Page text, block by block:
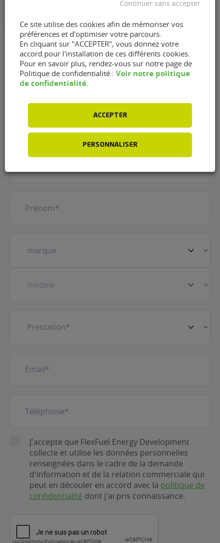
Vendredi : 08h00 - 12h00 et 14h00 - 19h00
Samedi : 08h00 - 12h00 et 14h00 - 19h00
Dimanche : Fermé"
Contacter le garage SAS
Alfa Roméo de Cessy
(01170)
Nom(Nécessaire)
véhicule(Nécessaire)
mail(Nécessaire)
RGPDJ'accepte que FlexFuel Energy Development
collecte et utilise les données personnelles
renseignées dans le cadre de la demande
d'information et de la relation commerciale qui
peut en découler en accord avec la politique de
confidentialité dont j'ai pris connaissance.
Ce site utilise des cookies afin de mémoriser vos
préférences et d'optimiser votre parcours.
En cliquant sur "ACCEPTER", vous donnez votre
accord pour l'installation de ces différents cookies.
Pour en savoir plus, rendez-vous sur notre page de
Politique de confidentialité : Voir notre politique
de confidentialité
ACCEPTER
PERSONNALISER
Continuer sans accepter